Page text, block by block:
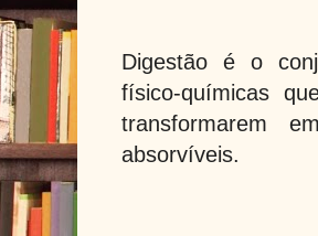
Digestão é o
físico-químicas
transformarem
absorvíveis.